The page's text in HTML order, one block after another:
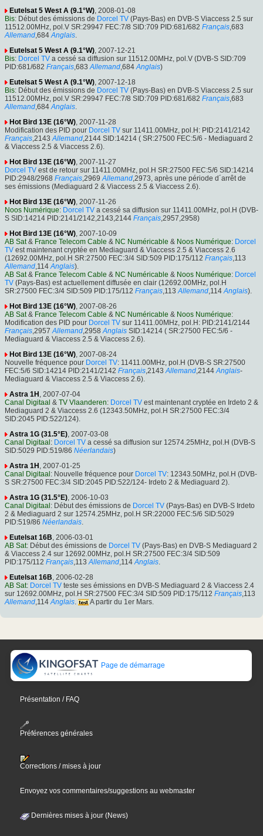
Eutelsat 5 West A (9.1°W), 2008-01-08
Bis: Début des émissions de Dorcel TV (Pays-Bas) en DVB-S Viaccess 2.5 sur
11512.00MHz, pol.V SR:29947 FEC:7/8 SID:709 PID:681/682 Français,683
Allemand,684 Anglais.
Eutelsat 5 West A (9.1°W), 2007-12-21
Bis: Dorcel TV a cessé sa diffusion sur 11512.00MHz, pol.V (DVB-S SID:709
PID:681/682 Français,683 Allemand,684 Anglais)
Eutelsat 5 West A (9.1°W), 2007-12-18
Bis: Début des émissions de Dorcel TV (Pays-Bas) en DVB-S Viaccess 2.5 sur
11512.00MHz, pol.V SR:29947 FEC:7/8 SID:709 PID:681/682 Français,683
Allemand,684 Anglais.
Hot Bird 13E (16°W), 2007-11-28
Modification des PID pour Dorcel TV sur 11411.00MHz, pol.H: PID:2141/2142
Français,2143 Allemand,2144 SID:14214 ( SR:27500 FEC:5/6 - Mediaguard 2
& Viaccess 2.5 & Viaccess 2.6).
Hot Bird 13E (16°W), 2007-11-27
Dorcel TV est de retour sur 11411.00MHz, pol.H SR:27500 FEC:5/6 SID:14214
PID:2948/2968 Français,2969 Allemand,2973, après une période d´arrêt de
ses émissions (Mediaguard 2 & Viaccess 2.5 & Viaccess 2.6).
Hot Bird 13E (16°W), 2007-11-26
Noos Numérique: Dorcel TV a cessé sa diffusion sur 11411.00MHz, pol.H (DVB-
S SID:14214 PID:2141/2142,2143,2144 Français,2957,2958)
Hot Bird 13E (16°W), 2007-10-09
AB Sat& France Telecom Cable & NC Numéricable & Noos Numérique: Dorcel
TV est maintenant cryptée en Mediaguard & Viaccess 2.5 & Viaccess 2.6
(12692.00MHz, pol.H SR:27500 FEC:3/4 SID:509 PID:175/112 Français,113
Allemand,114 Anglais).
AB Sat& France Telecom Cable & NC Numéricable & Noos Numérique: Dorcel
TV (Pays-Bas) est actuellement diffusée en clair (12692.00MHz, pol.H
SR:27500 FEC:3/4 SID:509 PID:175/112 Français,113 Allemand,114 Anglais).
Hot Bird 13E (16°W), 2007-08-26
AB Sat& France Telecom Cable & NC Numéricable & Noos Numérique:
Modification des PID pour Dorcel TV sur 11411.00MHz, pol.H: PID:2141/2144
Français,2957 Allemand,2958 Anglais SID:14214 ( SR:27500 FEC:5/6 -
Mediaguard & Viaccess 2.5 & Viaccess 2.6).
Hot Bird 13E (16°W), 2007-08-24
Nouvelle fréquence pour Dorcel TV: 11411.00MHz, pol.H (DVB-S SR:27500
FEC:5/6 SID:14214 PID:2141/2142 Français,2143 Allemand,2144 Anglais-
Mediaguard & Viaccess 2.5 & Viaccess 2.6).
Astra 1H , 2007-07-04
Canal Digitaal & TV Vlaanderen: Dorcel TV est maintenant cryptée en Irdeto 2 &
Mediaguard 2 & Viaccess 2.6 (12343.50MHz, pol.H SR:27500 FEC:3/4
SID:2045 PID:522/124).
Astra 1G (31.5°E), 2007-03-08
Canal Digitaal : Dorcel TV a cessé sa diffusion sur 12574.25MHz, pol.H (DVB-S
SID:5029 PID:519/86 Néerlandais)
Astra 1H , 2007-01-25
Canal Digitaal : Nouvelle fréquence pour Dorcel TV: 12343.50MHz, pol.H (DVB-
S SR:27500 FEC:3/4 SID:2045 PID:522/124- Irdeto 2 & Mediaguard 2).
Astra 1G (31.5°E), 2006-10-03
Canal Digitaal : Début des émissions de Dorcel TV (Pays-Bas) en DVB-S Irdeto
2 & Mediaguard 2 sur 12574.25MHz, pol.H SR:22000 FEC:5/6 SID:5029
PID:519/86 Néerlandais.
Eutelsat 16B, 2006-03-01
AB Sat: Début des émissions de Dorcel TV (Pays-Bas) en DVB-S Mediaguard 2
& Viaccess 2.4 sur 12692.00MHz, pol.H SR:27500 FEC:3/4 SID:509
PID:175/112 Français,113 Allemand,114 Anglais.
Eutelsat 16B, 2006-02-28
AB Sat: Dorcel TV teste ses émissions en DVB-S Mediaguard 2 & Viaccess 2.4
sur 12692.00MHz, pol.H SR:27500 FEC:3/4 SID:509 PID:175/112 Français,113
Allemand,114 Anglais. A partir du 1er Mars.
Page de démarrage
Présentation / FAQ
Préférences générales
Corrections / mises à jour
Envoyez vos commentaires/suggestions au webmaster
Dernières mises à jour (News)